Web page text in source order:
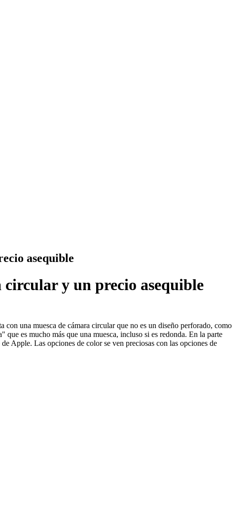
asequible
y un precio asequible
una muesca de cámara circular que no es un diseño perforado, como
es mucho más que una muesca, incluso si es redonda. En la parte
Apple. Las opciones de color se ven preciosas con las opciones de